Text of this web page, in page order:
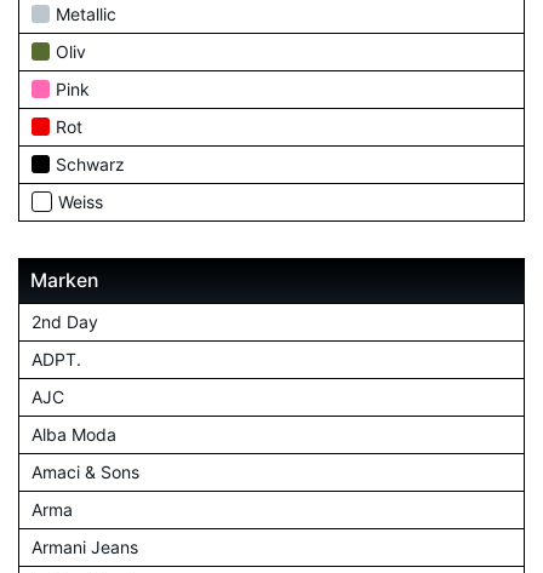
Metallic
Oliv
Pink
Rot
Schwarz
Weiss
Marken
2nd Day
ADPT.
AJC
Alba Moda
Amaci & Sons
Arma
Armani Jeans